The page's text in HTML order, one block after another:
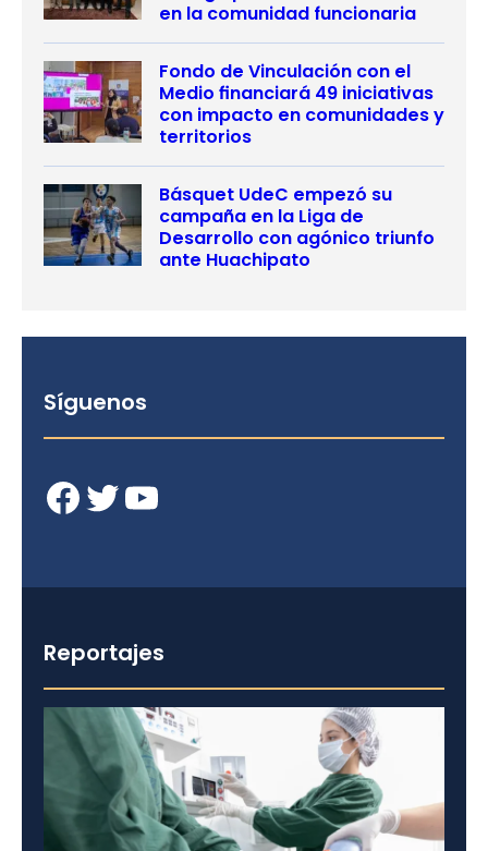
en la comunidad funcionaria
Fondo de Vinculación con el
Medio financiará 49 iniciativas
con impacto en comunidades y
territorios
Básquet UdeC empezó su
campaña en la Liga de
Desarrollo con agónico triunfo
ante Huachipato
Síguenos
Facebook Twitter YouTube
Reportajes